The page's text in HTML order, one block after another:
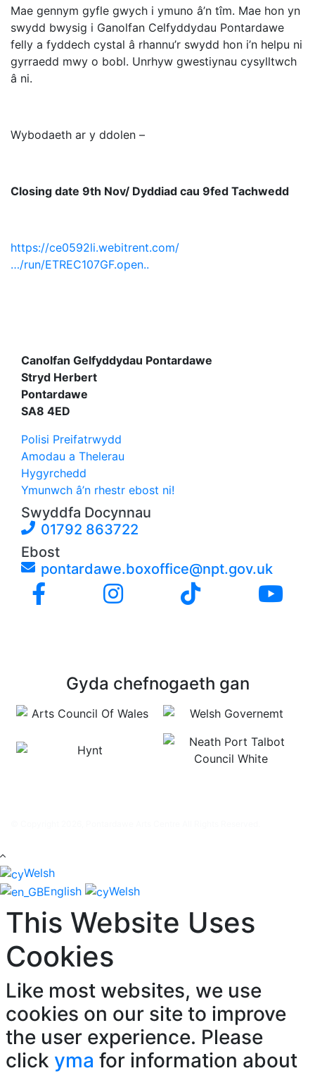
Mae gennym gyfle gwych i ymuno â’n tîm. Mae hon yn
swydd bwysig i Ganolfan Celfyddydau Pontardawe
felly a fyddech cystal â rhannu’r swydd hon i’n helpu ni
gyrraedd mwy o bobl. Unrhyw gwestiynau cysylltwch
â ni.
Wybodaeth ar y ddolen –
Closing date 9th Nov/ Dyddiad cau 9fed Tachwedd
https://ce0592li.webitrent.com/
…/run/ETREC107GF.open..
Canolfan Gelfyddydau Pontardawe
Stryd Herbert
Pontardawe
SA8 4ED
Polisi Preifatrwydd
Amodau a Thelerau
Hygyrchedd
Ymunwch â’n rhestr ebost ni!
Swyddfa Docynnau
01792 863722
Ebost
pontardawe.boxoffice@npt.gov.uk
Gyda chefnogaeth gan
Welsh
English
Welsh
This Website Uses
Cookies
Like most websites, we use
cookies on our site to improve
the user experience. Please
click yma for information about